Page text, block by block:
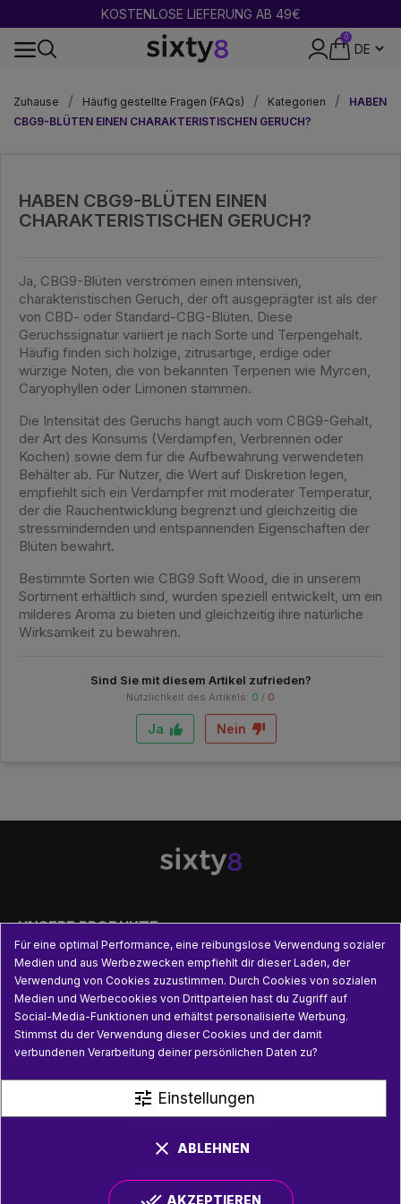
KOSTENLOSE LIEFERUNG AB 49€
0
Zuhause
Häufig gestellte Fragen (FAQs) Kategorien
HABEN
CBG9-BLÜTEN EINEN CHARAKTERISTISCHEN GERUCH?
HABEN CBG9-BLÜTEN EINEN
CHARAKTERISTISCHEN GERUCH?
Ja, CBG9-Blüten verströmen einen intensiven,
charakteristischen Geruch, der oft ausgeprägter ist als der
von CBD- oder Standard-CBG-Blüten. Diese
Geruchssignatur variiert je nach Sorte und Terpengehalt.
Häufig finden sich holzige, zitrusartige, erdige oder
würzige Noten, die von bekannten Terpenen wie Myrcen,
Caryophyllen oder Limonen stammen.
Die Intensität des Geruchs hängt auch vom CBG9-Gehalt,
der Art des Konsums (Verdampfen, Verbrennen oder
Kochen) sowie dem für die Aufbewahrung verwendeten
Behälter ab. Für Nutzer, die Wert auf Diskretion legen,
empfiehlt sich ein Verdampfer mit moderater Temperatur,
der die Rauchentwicklung begrenzt und gleichzeitig die
stressmindernden und entspannenden Eigenschaften der
Blüten bewahrt.
Bestimmte Sorten wie CBG9 Soft Wood, die in unserem
Sortiment erhältlich sind, wurden speziell entwickelt, um ein
milderes Aroma zu bieten und gleichzeitig ihre natürliche
Wirksamkeit zu bewahren.
Sind Sie mit diesem Artikel zufrieden?
Nützlichkeit des Artikels: 0 / 0
Ja Nein
UNSERE PRODUKTE 
PRAKTISCHE INFORMATIONEN 
NÜTZLICHE LINKS
Für eine optimal Performance, eine reibungslose Verwendung sozialer
Medien und aus Werbezwecken empfiehlt dir dieser Laden, der
Verwendung von Cookies zuzustimmen. Durch Cookies von sozialen
Medien und Werbecookies von Drittparteien hast du Zugriff auf
Social-Media-Funktionen und erhältst personalisierte Werbung.
Stimmst du der Verwendung dieser Cookies und der damit
verbundenen Verarbeitung deiner persönlichen Daten zu?
tune Einstellungen
clear ABLEHNEN
AKZEPTIEREN